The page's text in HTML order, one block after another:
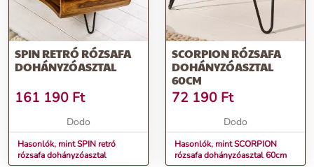
SPIN RETRÓ RÓZSAFA
DOHÁNYZÓASZTAL
161 190 Ft
Dodo
Hasonlók, mint SPIN retró
rózsafa dohányzóasztal
SCORPION RÓZSAFA
DOHÁNYZÓASZTAL
60CM
72 190 Ft
Dodo
Hasonlók, mint SCORPION
rózsafa dohányzóasztal 60cm